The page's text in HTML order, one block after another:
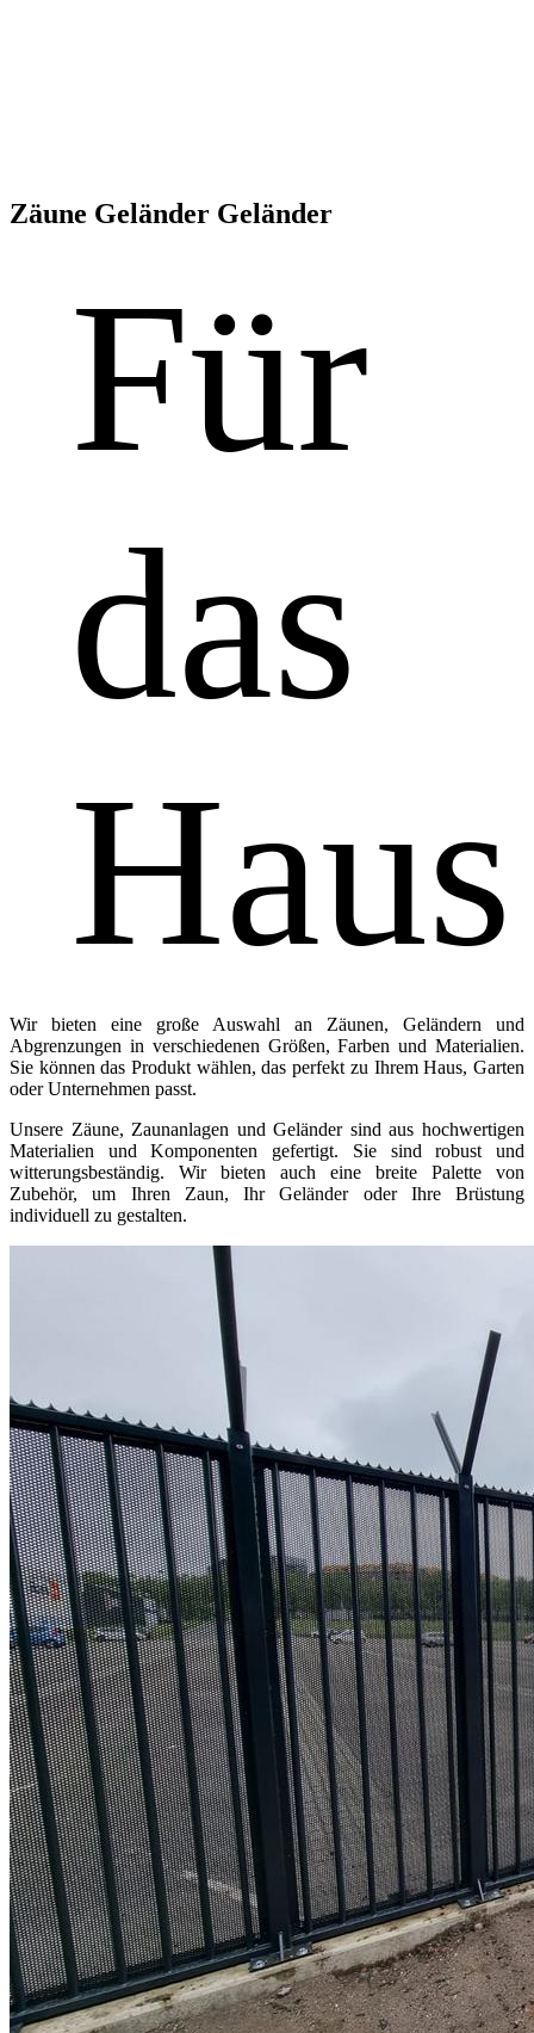
Zäune Geländer Geländer
Für
das
Haus
Wir bieten eine große Auswahl an Zäunen, Geländern und
Abgrenzungen in verschiedenen Größen, Farben und Materialien.
Sie können das Produkt wählen, das perfekt zu Ihrem Haus, Garten
oder Unternehmen passt.
Unsere Zäune, Zaunanlagen und Geländer sind aus hochwertigen
Materialien und Komponenten gefertigt. Sie sind robust und
witterungsbeständig. Wir bieten auch eine breite Palette von
Zubehör, um Ihren Zaun, Ihr Geländer oder Ihre Brüstung
individuell zu gestalten.